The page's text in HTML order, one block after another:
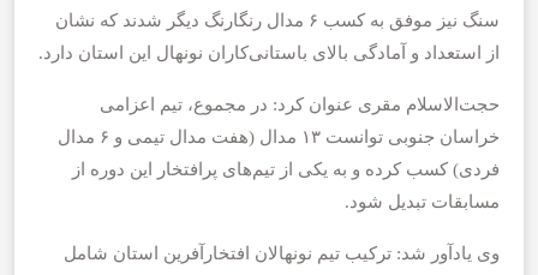
سنگ نیز موفق به کسب ۶ مدال رنگارنگ دیگر شدند که نشان
از استعداد و آمادگی بالای باستانی‌کاران نونهال این استان دارد.
حجت‌الاسلام مقری عنوان کرد: در مجموع، تیم اعزامی
خراسان جنوبی توانست ۱۳ مدال (هفت مدال تیمی و ۶ مدال
فردی) کسب کرده و به یکی از تیم‌های پرافتخار این دوره از
مسابقات تبدیل شود.
وی یادآور شد: ترکیب تیم نونهالان افتخارآفرین استان شامل